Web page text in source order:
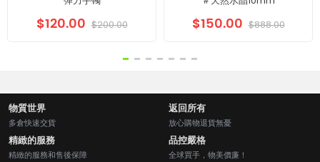
$120.00 $200.00 $150.00 $888.00
物質世界
多倉快速交貨
返回所有
放心購物退貨無憂
精緻的服務
精緻的服務和售後保障
品控嚴格
全球買手，物美價廉！